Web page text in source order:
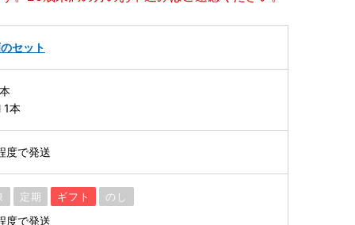
セット
1本
度で発送
定期 ギフト のし
度で発送